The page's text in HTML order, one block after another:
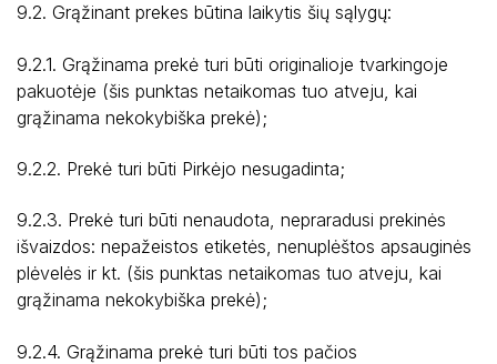
9.2. Grąžinant prekes būtina laikytis šių sąlygų:
9.2.1. Grąžinama prekė turi būti originalioje tvarkingoje
pakuotėje (šis punktas netaikomas tuo atveju, kai
grąžinama nekokybiška prekė);
9.2.2. Prekė turi būti Pirkėjo nesugadinta;
9.2.3. Prekė turi būti nenaudota, nepraradusi prekinės
išvaizdos: nepažeistos etiketės, nenuplėštos apsauginės
plėvelės ir kt. (šis punktas netaikomas tuo atveju, kai
grąžinama nekokybiška prekė);
9.2.4. Grąžinama prekė turi būti tos pačios